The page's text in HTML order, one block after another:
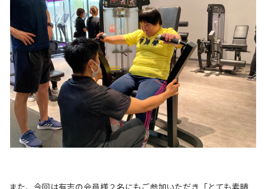
また、今回は有志の会員様２名にもご参加いただき「とても素晴